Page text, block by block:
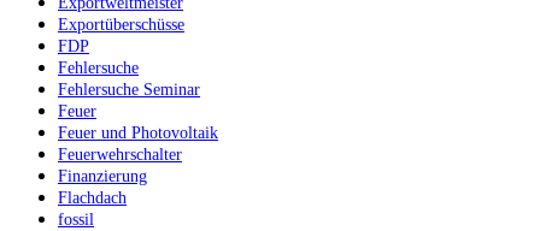
Exportüberschüsse
FDP
Fehlersuche
Fehlersuche Seminar
Feuer
Feuer und Photovoltaik
Feuerwehrschalter
Finanzierung
Flachdach
fossil